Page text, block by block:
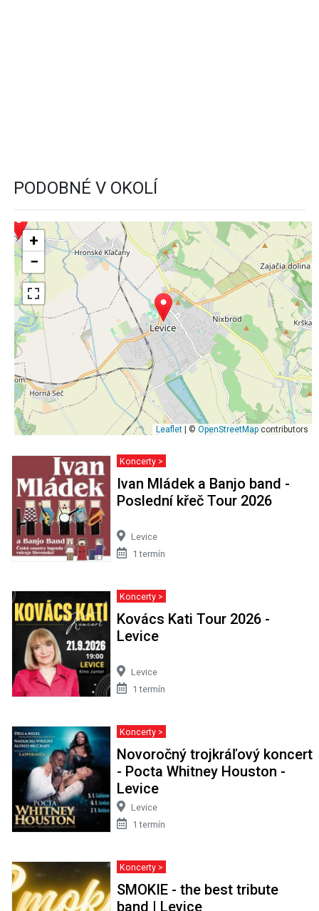
PODOBNÉ V OKOLÍ
+
−
Leaflet | © OpenStreetMap contributors
Koncerty >
Ivan Mládek a Banjo band -
Poslední křeč Tour 2026
Levice
1 termín
Koncerty >
Kovács Kati Tour 2026 -
Levice
Levice
1 termín
Koncerty >
Novoročný trojkráľový koncert
- Pocta Whitney Houston -
Levice
Levice
1 termín
Koncerty >
SMOKIE - the best tribute
band | Levice